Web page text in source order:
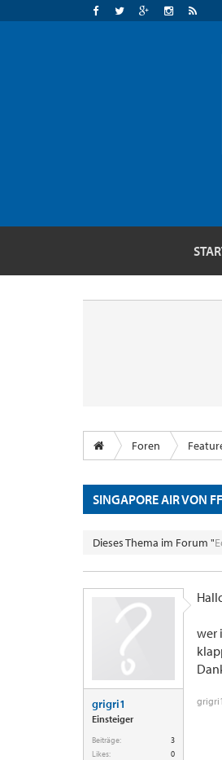
Foren
SINGAPORE AIR VON
Dieses Thema im Forum "
grigri1
Einsteiger
Beiträge:
3
Likes:
0
wer
grigri1